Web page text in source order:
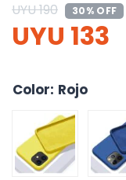
UYU190 30% OFF
UYU 133
Color: Rojo